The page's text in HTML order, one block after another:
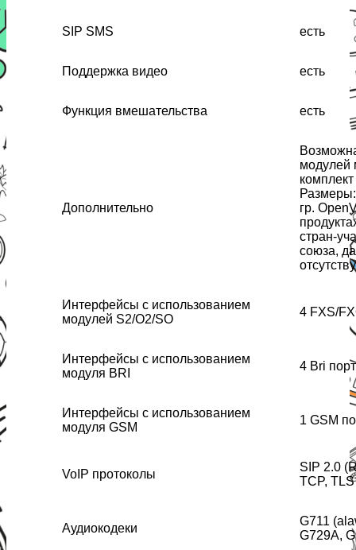
SIP SMS есть
Поддержка видео есть
Функция вмешательства есть
Дополнительно
модулей
гр.
стран-
союза,
Интерфейсы с использованием
модулей S2/O2/SO
4 FXS/
Интерфейсы с использованием
модуля BRI
4 Bri
Интерфейсы с использованием
модуля GSM
1 GSM
VoIP протоколы
SIP 2.0
TCP, TLS
Аудиокодеки
G711
G729A,